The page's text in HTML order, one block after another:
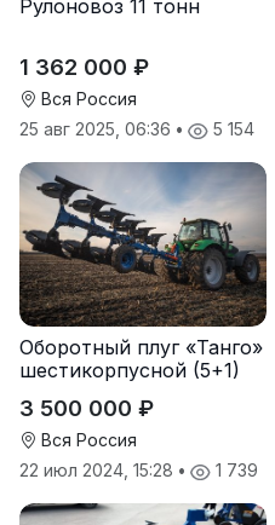
Рулоновоз 11 тонн
1 362 000 ₽
Вся Россия
25 авг 2025, 06:36 • 5 154
Оборотный плуг «Танго»
шестикорпусной (5+1)
3 500 000 ₽
Вся Россия
22 июл 2024, 15:28 • 1 739